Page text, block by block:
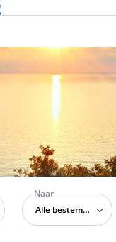
Naar
Alle bestemmingen